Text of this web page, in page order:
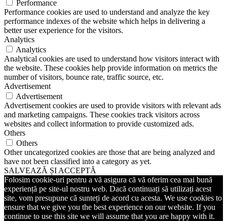
Performance
Performance cookies are used to understand and analyze the key
performance indexes of the website which helps in delivering a
better user experience for the visitors.
Analytics
Analytics
Analytical cookies are used to understand how visitors interact with
the website. These cookies help provide information on metrics the
number of visitors, bounce rate, traffic source, etc.
Advertisement
Advertisement
Advertisement cookies are used to provide visitors with relevant ads
and marketing campaigns. These cookies track visitors across
websites and collect information to provide customized ads.
Others
Others
Other uncategorized cookies are those that are being analyzed and
have not been classified into a category as yet.
SALVEAZĂ ȘI ACCEPTĂ
Folosim cookie-uri pentru a vă asigura că vă oferim cea mai bună
experiență pe site-ul nostru web. Dacă continuați să utilizați acest
site, vom presupune că sunteți de acord cu acesta. We use cookies to
ensure that we give you the best experience on our website. If you
continue to use this site we will assume that you are happy with it.